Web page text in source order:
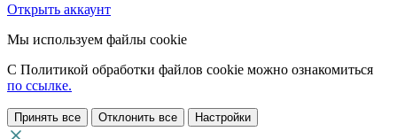
Открыть аккаунт
Мы используем файлы cookie
С Политикой обработки файлов cookie можно ознакомиться
по ссылке.
Принять все Отклонить все Настройки